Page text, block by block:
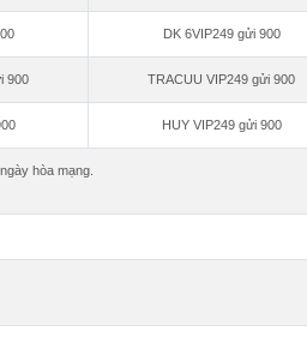
DK 6VIP249 gửi 900
900 TRACUU VIP249 gửi 900
HUY VIP249 gửi 900
hòa mạng.